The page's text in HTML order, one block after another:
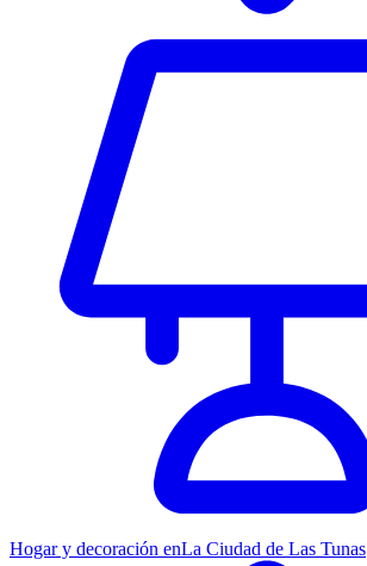
Hogar y decoración enLa Ciudad de Las Tunas